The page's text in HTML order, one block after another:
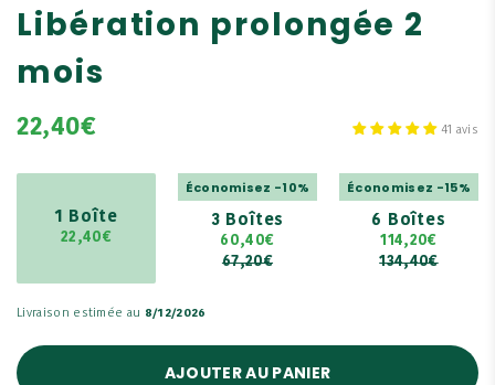
Libération prolongée 2
mois
22,40€ 41 avis
1 Boîte
22,40€
3 Boîtes
Économisez -10%
60,40€
67,20€
6 Boîtes
Économisez -15%
114,20€
134,40€
Livraison estimée au 8/12/2026
AJOUTER AU PANIER